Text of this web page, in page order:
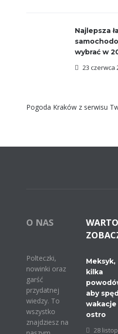
Najlepsza
wybrać w
23 czerwca
Pogoda Kraków z serwisu
O NAS
Polteczki,
nowinki oraz
garść
przydatnej
wiedzy. To
wszystko
znajdziesz na
WARTO
Meksyk,
kilka
aby
wakacje
ostro
28